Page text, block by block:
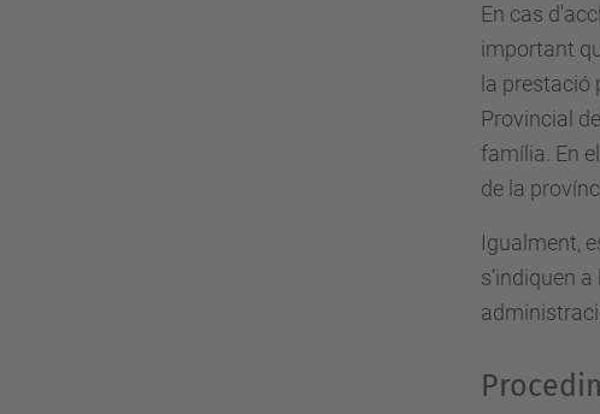
En cas
important
la prestació
Provincial
família. En
de la
Igualment,
s’indiquen